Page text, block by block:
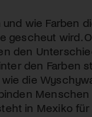
wie Farben
gescheut wird.
den
den
die
in Mexiko